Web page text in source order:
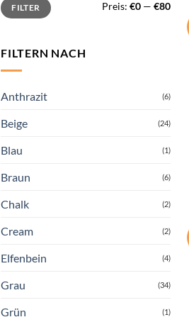
Preis
PreisFILTER Preis: €0 — €80
FILTERN NACH
Anthrazit (6)
Beige (24)
Blau (1)
Braun (6)
Chalk (2)
Cream (2)
Elfenbein (4)
Grau (34)
Grün (1)